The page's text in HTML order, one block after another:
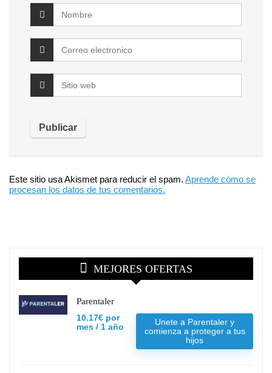
Este sitio usa Akismet para reducir el spam. Aprende cómo se
procesan los datos de tus comentarios.
MEJORES OFERTAS
Parentaler
10.17€ por
mes / 1 año
Unete a Parentaler y
comienza a proteger a tus
hijos